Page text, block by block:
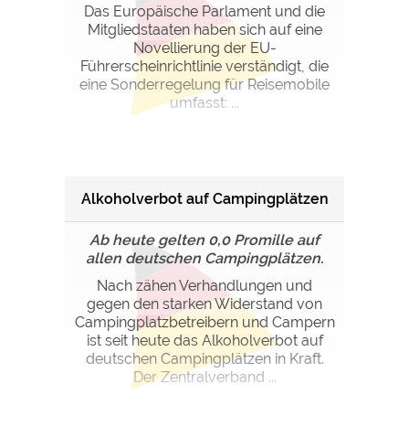
Das Europäische Parlament und die
Mitgliedstaaten haben sich auf eine
Novellierung der EU-
Führerscheinrichtlinie verständigt, die
eine Sonderregelung für Reisemobile
umfasst: ...
Alkoholverbot auf Campingplätzen
Ab heute gelten 0,0 Promille auf
allen deutschen Campingplätzen.
Nach zähen Verhandlungen und
gegen den starken Widerstand von
Campingplatzbetreibern und Campern
ist seit heute das Alkoholverbot auf
deutschen Campingplätzen in Kraft.
Der Zentralverband ...